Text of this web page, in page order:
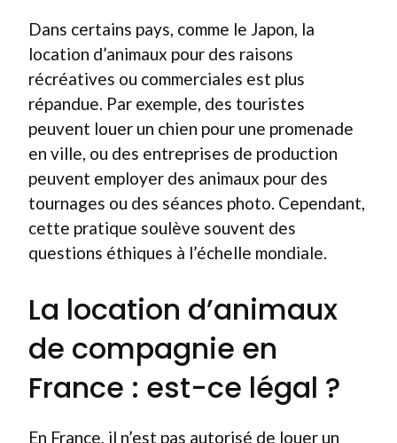
Dans certains pays, comme le Japon, la
location d’animaux pour des raisons
récréatives ou commerciales est plus
répandue. Par exemple, des touristes
peuvent louer un chien pour une promenade
en ville, ou des entreprises de production
peuvent employer des animaux pour des
tournages ou des séances photo. Cependant,
cette pratique soulève souvent des
questions éthiques à l’échelle mondiale.
La location d’animaux
de compagnie en
France : est-ce légal ?
En France, il n’est pas autorisé de louer un